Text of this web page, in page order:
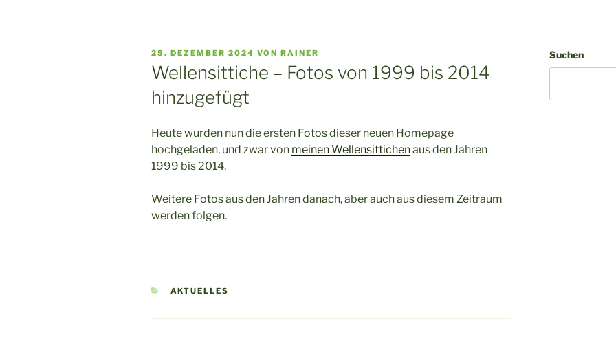
VERÖFFENTLICHT
AM
25. DEZEMBER 2024 VON RAINER
Wellensittiche – Fotos von 1999 bis 2014
hinzugefügt
Heute wurden nun die ersten Fotos dieser neuen Homepage
hochgeladen, und zwar von meinen Wellensittichenaus den Jahren
1999 bis 2014.
Weitere Fotos aus den Jahren danach, aber auch aus diesem Zeitraum
werden folgen.
KATEGORIEN
AKTUELLES
Suchen